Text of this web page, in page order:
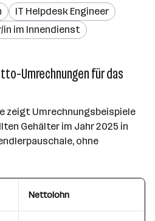
IT Helpdesk Engineer
in im Innendienst
Umrechnungen für das
zeigt Umrechnungsbeispiele
Gehälter im Jahr 2025 in
ohne
Nettolohn